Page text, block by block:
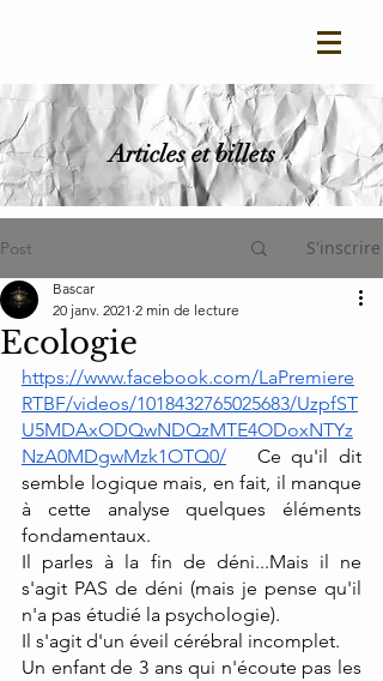
Articles et billets
Post S'inscrire
Ecologie
Bascar
20 janv. 2021 2 min de lecture
https://www.facebook.com/LaPremiere
RTBF/videos/1018432765025683/UzpfST
U5MDAxODQwNDQzMTE4ODoxNTYz
NzA0MDgwMzk1OTQ0/
   Ce qu'il dit
semble logique mais, en fait, il manque
à cette analyse quelques éléments
fondamentaux.
Il parles à la fin de déni...Mais il ne
s'agit PAS de déni (mais je pense qu'il
n'a pas étudié la psychologie).
Il s'agit d'un éveil cérébral incomplet.
Un enfant de 3 ans qui n'écoute pas les